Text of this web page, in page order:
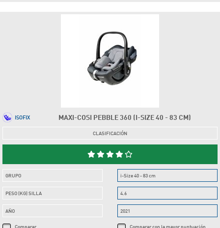
MAXI-COSI PEBBLE 360 (I-SIZE 40 - 83 CM)
ISOFIX
CLASIFICACIÓN
GRUPO
PESO (KG) SILLA
AÑO
Comparar
i-Size 40 - 83 cm
4.6
2021
Comparar con la mayor puntuación